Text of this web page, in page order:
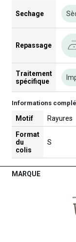
Sechage
Repassage
Traitement
spécifique
Informations
Motif Rayures
Format
du
colis
S
MARQUE